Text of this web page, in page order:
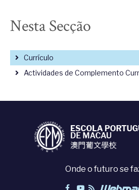
Nesta Secção
Currículo
Actividades de Complemento
Onde o futuro se